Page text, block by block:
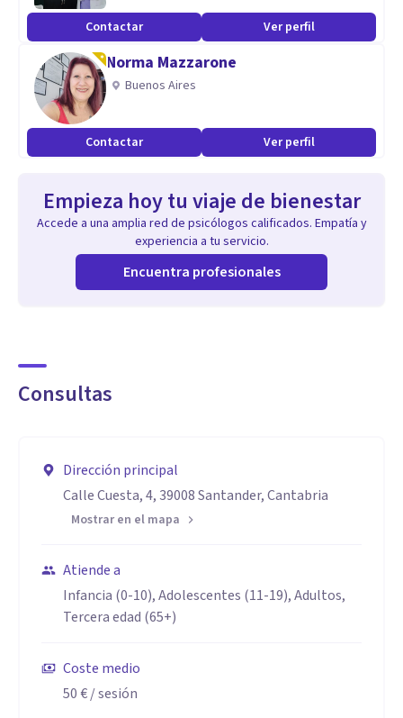
Contactar Ver perfil
Norma Mazzarone
Buenos Aires
Contactar Ver perfil
Empieza hoy tu viaje de bienestar
Accede a una amplia red de psicólogos calificados. Empatía y
experiencia a tu servicio.
Encuentra profesionales
Consultas
Dirección principal
Calle Cuesta, 4, 39008 Santander, Cantabria
Mostrar en el mapa
Atiende a
Infancia (0-10), Adolescentes (11-19), Adultos,
Tercera edad (65+)
Coste medio
50 €/ sesión